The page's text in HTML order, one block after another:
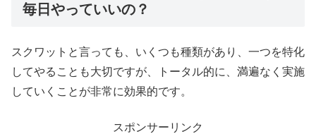
毎日やっていいの？
スクワットと言っても、いくつも種類があり、一つを特化
してやることも大切ですが、トータル的に、満遍なく実施
していくことが非常に効果的です。
スポンサーリンク